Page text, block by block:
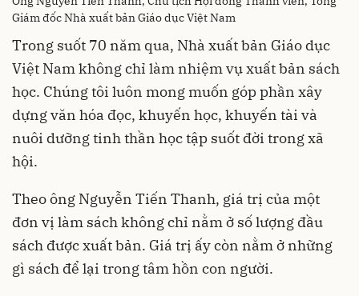
Giám đốc Nhà xuất bản Giáo dục Việt Nam
Trong suốt 70 năm qua, Nhà xuất bản Giáo dục
Việt Nam không chỉ làm nhiệm vụ xuất bản sách
học. Chúng tôi luôn mong muốn góp phần xây
dựng văn hóa đọc, khuyến học, khuyến tài và
nuôi dưỡng tinh thần học tập suốt đời trong xã
hội.
Theo ông Nguyễn Tiến Thanh, giá trị của một
đơn vị làm sách không chỉ nằm ở số lượng đầu
sách được xuất bản. Giá trị ấy còn nằm ở những
gì sách để lại trong tâm hồn con người.